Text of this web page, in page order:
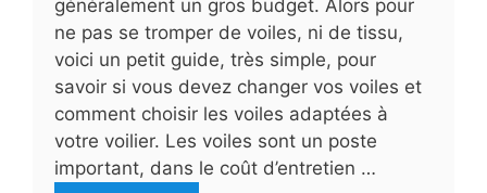
généralement un gros budget. Alors pour
ne pas se tromper de voiles, ni de tissu,
voici un petit guide, très simple, pour
savoir si vous devez changer vos voiles et
comment choisir les voiles adaptées à
votre voilier. Les voiles sont un poste
important, dans le coût d’entretien …